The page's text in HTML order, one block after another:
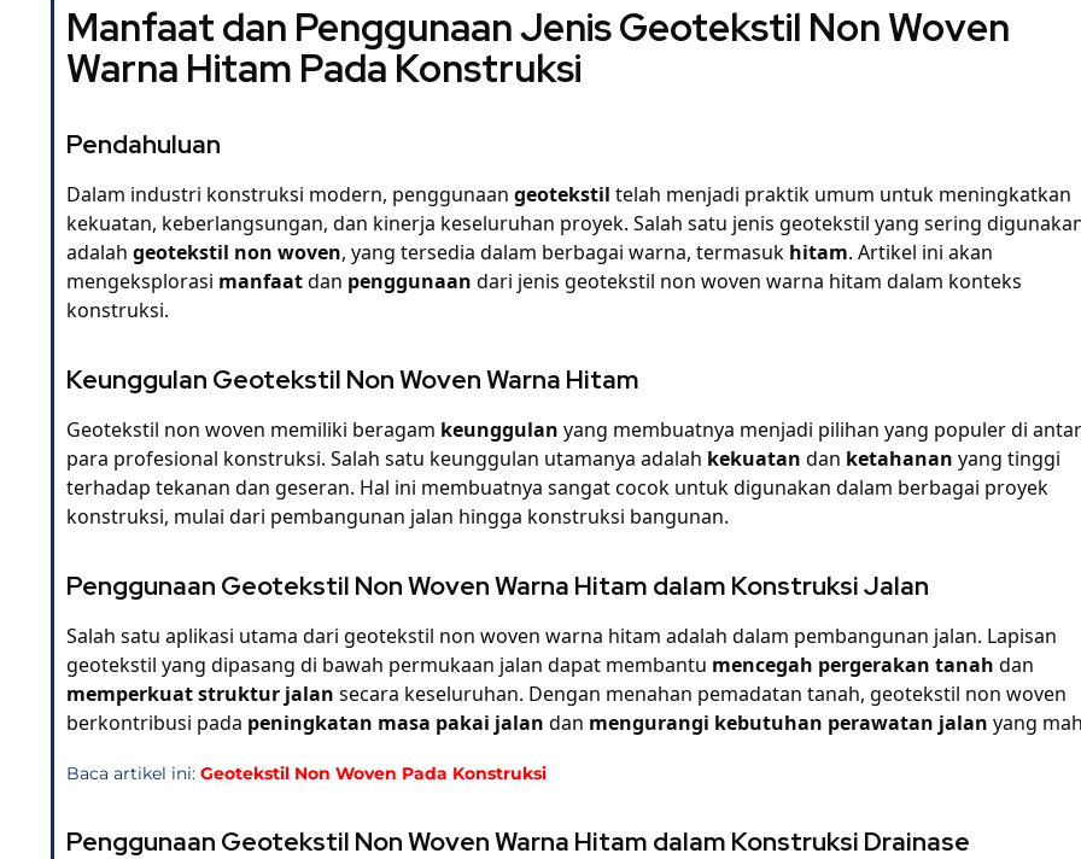
Manfaat dan Penggunaan Jenis Geotekstil Non Woven
Warna Hitam Pada Konstruksi
Pendahuluan
Dalam industri konstruksi modern, penggunaan geotekstil telah menjadi praktik umum untuk meningkatkan
kekuatan, keberlangsungan, dan kinerja keseluruhan proyek. Salah satu jenis geotekstil yang sering
adalah geotekstil non woven, yang tersedia dalam berbagai warna, termasuk hitam. Artikel ini akan
mengeksplorasi manfaatdan penggunaan dari jenis geotekstil non woven warna hitam dalam konteks
konstruksi.
Keunggulan Geotekstil Non Woven Warna Hitam
Geotekstil non woven memiliki beragam keunggulan yang membuatnya menjadi pilihan yang populer di
para profesional konstruksi. Salah satu keunggulan utamanya adalah kekuatan dan ketahanan yang tinggi
terhadap tekanan dan geseran. Hal ini membuatnya sangat cocok untuk digunakan dalam berbagai proyek
konstruksi, mulai dari pembangunan jalan hingga konstruksi bangunan.
Penggunaan Geotekstil Non Woven Warna Hitam dalam Konstruksi Jalan
Salah satu aplikasi utama dari geotekstil non woven warna hitam adalah dalam pembangunan jalan. Lapisan
geotekstil yang dipasang di bawah permukaan jalan dapat membantu mencegah pergerakan tanah dan
memperkuat struktur jalan secara keseluruhan. Dengan menahan pemadatan tanah, geotekstil non woven
berkontribusi pada peningkatan masa pakai jalan dan mengurangi kebutuhan perawatan jalan yang
Baca artikel ini: Geotekstil Non Woven Pada Konstruksi
Penggunaan Geotekstil Non Woven Warna Hitam dalam Konstruksi Drainase